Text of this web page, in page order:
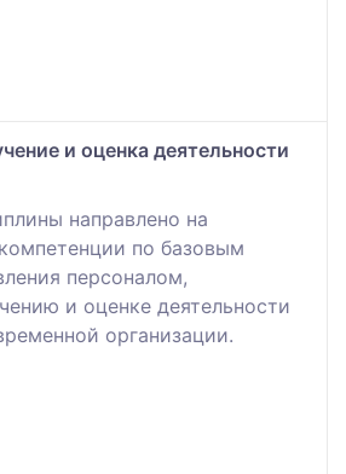
и оценка деятельности
направлено на
по базовым
персоналом,
и оценке деятельности
организации.